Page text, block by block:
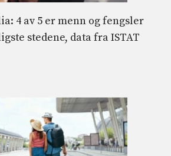
4 av 5 er menn og fengsler
stedene, data fra ISTAT